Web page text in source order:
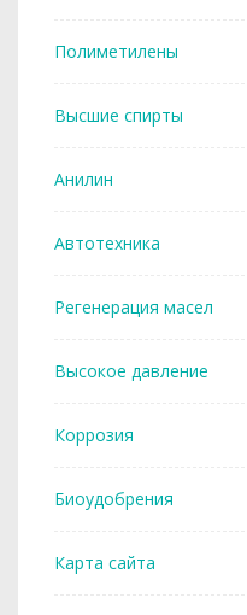
Полиметилены
Высшие спирты
Анилин
Автотехника
Регенерация масел
Высокое давление
Коррозия
Биоудобрения
Карта сайта